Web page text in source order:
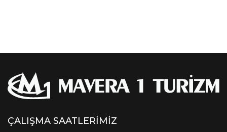
ÇALIŞMA SAATLERİMİZ